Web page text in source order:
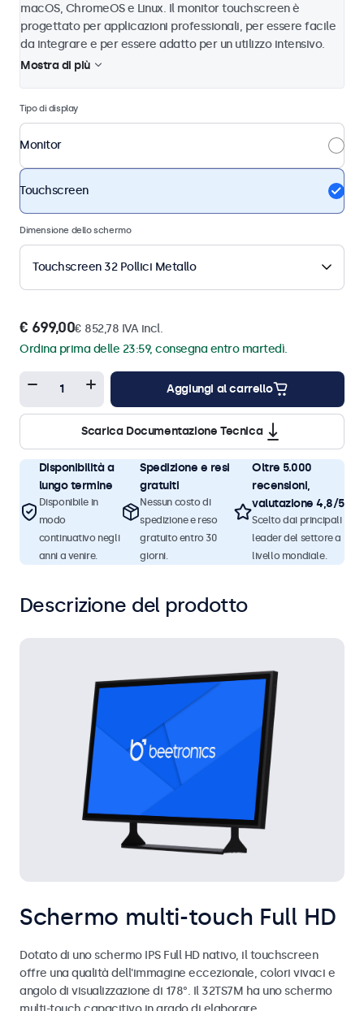
macOS, ChromeOS e Linux. Il monitor touchscreen è
progettato per applicazioni professionali, per essere facile
da integrare e per essere adatto per un utilizzo intensivo.
Mostra di più
Tipo di display
Monitor
Touchscreen
Dimensione dello schermo
Touchscreen 32 Pollici Metallo
€ 699,00€ 852,78 IVA incl.
Ordina prima delle 23:59, consegna entro martedì.
Aggiungi al carrello
Scarica Documentazione Tecnica
Disponibilità a
lungo termine
Disponibile in
modo
continuativo negli
anni a venire.
Spedizione e resi
gratuiti
Nessun costo di
spedizione e reso
gratuito entro 30
giorni.
Oltre 5.000
recensioni,
valutazione 4,8/5
Scelto dai principali
leader del settore a
livello mondiale.
Descrizione del prodotto
Schermo multi-touch Full HD
Dotato di uno schermo IPS Full HD nativo, il touchscreen
offre una qualità dell'immagine eccezionale, colori vivaci e
angolo di visualizzazione di 178°. Il 32TS7M ha uno schermo